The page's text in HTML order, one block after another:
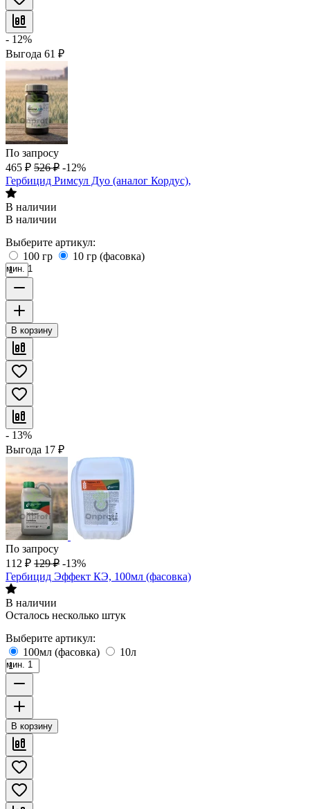
- 12%
Выгода 61 ₽
По запросу
465 ₽ 526 ₽ -12%
Гербицид Римсул Дуо (аналог Кордус),
В наличии
В наличии
Выберите артикул:
100 гр
10 гр (фасовка)
мин. 1
В корзину
- 13%
Выгода 17 ₽
По запросу
112 ₽ 129 ₽ -13%
Гербицид Эффект КЭ, 100мл (фасовка)
В наличии
Осталось несколько штук
Выберите артикул:
100мл (фасовка)
10л
мин. 1
В корзину